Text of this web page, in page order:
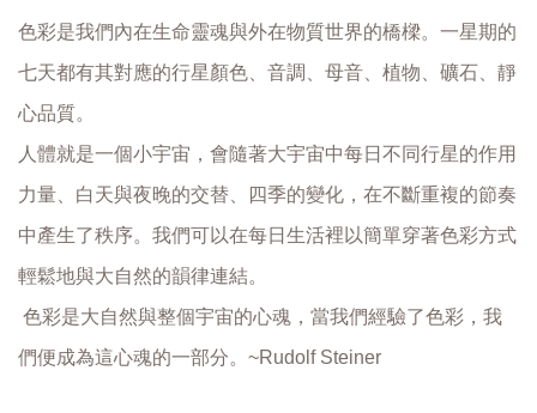
色彩是我們內在生命靈魂與外在物質世界的橋樑。一星期的
七天都有其對應的行星顏色、音調、母音、植物、礦石、靜
心品質。
人體就是一個小宇宙，會隨著大宇宙中每日不同行星的作用
力量、白天與夜晚的交替、四季的變化，在不斷重複的節奏
中產生了秩序。我們可以在每日生活裡以簡單穿著色彩方式
輕鬆地與大自然的韻律連結。
色彩是大自然與整個宇宙的心魂，當我們經驗了色彩，我
們便成為這心魂的一部分。~Rudolf Steiner